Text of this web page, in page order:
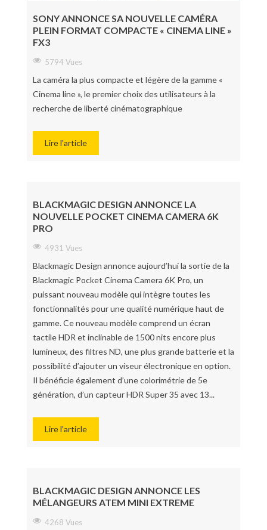
SONY ANNONCE SA NOUVELLE CAMÉRA
PLEIN FORMAT COMPACTE « CINEMA LINE »
FX3
5794 Vues
La caméra la plus compacte et légère de la gamme «
Cinema line », le premier choix des utilisateurs à la
recherche de liberté cinématographique
Lire l'article
BLACKMAGIC DESIGN ANNONCE LA
NOUVELLE POCKET CINEMA CAMERA 6K
PRO
4931 Vues
Blackmagic Design annonce aujourd’hui la sortie de la
Blackmagic Pocket Cinema Camera 6K Pro, un
puissant nouveau modèle qui intègre toutes les
fonctionnalités pour une qualité numérique haut de
gamme. Ce nouveau modèle comprend un écran
tactile HDR et inclinable de 1500 nits encore plus
lumineux, des filtres ND, une plus grande batterie et la
possibilité d’ajouter un viseur électronique en option.
Il bénéficie également d’une colorimétrie de 5e
génération, d’un capteur HDR Super 35 avec 13...
Lire l'article
BLACKMAGIC DESIGN ANNONCE LES
MÉLANGEURS ATEM MINI EXTREME
4268 Vues